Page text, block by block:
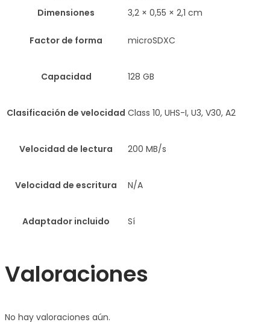
Dimensiones
3,2 × 0,55 × 2,1 cm
Factor de forma microSDXC
Capacidad 128 GB
Clasificación de velocidad Class 10, UHS-I, U3, V30, A2
Velocidad de lectura 200 MB/s
Velocidad de escritura N/A
Adaptador incluido Sí
Valoraciones
No hay valoraciones aún.